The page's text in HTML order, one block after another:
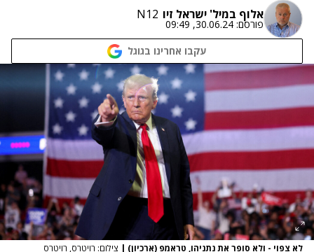
אלוף במיל' ישראל זיו N12
פורסם: 30.06.24, 09:49
עקבו אחרינו בגוגל
לא צפוי - ולא סופר את נתניהו, טראמפ (ארכיון) | צילום: רויטרס, רויטרס